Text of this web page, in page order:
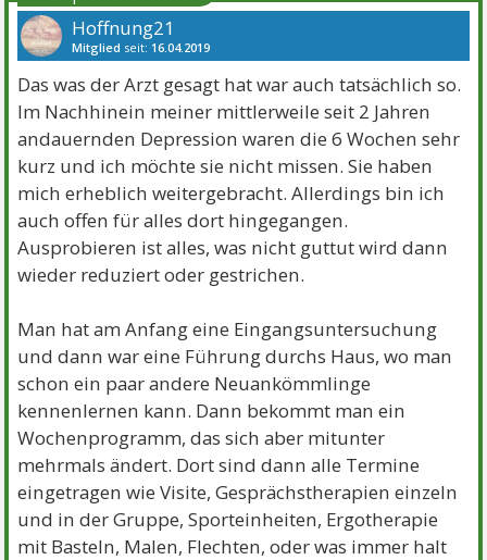
Hoffnung21
Mitglied seit: 16.04.2019
Das was der Arzt gesagt hat war auch tatsächlich so.
Im Nachhinein meiner mittlerweile seit 2 Jahren
andauernden Depression waren die 6 Wochen sehr
kurz und ich möchte sie nicht missen. Sie haben
mich erheblich weitergebracht. Allerdings bin ich
auch offen für alles dort hingegangen.
Ausprobieren ist alles, was nicht guttut wird dann
wieder reduziert oder gestrichen.
Man hat am Anfang eine Eingangsuntersuchung
und dann war eine Führung durchs Haus, wo man
schon ein paar andere Neuankömmlinge
kennenlernen kann. Dann bekommt man ein
Wochenprogramm, das sich aber mitunter
mehrmals ändert. Dort sind dann alle Termine
eingetragen wie Visite, Gesprächstherapien einzeln
und in der Gruppe, Sporteinheiten, Ergotherapie
mit Basteln, Malen, Flechten, oder was immer halt